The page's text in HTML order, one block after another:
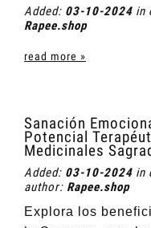
Added: 03-10-2024 in
Rapee.shop
read more »
Sanación
Potencial
Medicinales
Added: 03-10-2024 in
author: Rapee.shop
Explora los